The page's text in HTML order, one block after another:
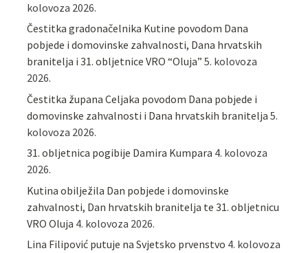
kolovoza 2026.
Čestitka gradonačelnika Kutine povodom Dana
pobjede i domovinske zahvalnosti, Dana hrvatskih
branitelja i 31. obljetnice VRO “Oluja” 5. kolovoza
2026.
Čestitka župana Celjaka povodom Dana pobjede i
domovinske zahvalnosti i Dana hrvatskih branitelja 5.
kolovoza 2026.
31. obljetnica pogibije Damira Kumpara 4. kolovoza
2026.
Kutina obilježila Dan pobjede i domovinske
zahvalnosti, Dan hrvatskih branitelja te 31. obljetnicu
VRO Oluja 4. kolovoza 2026.
Lina Filipović putuje na Svjetsko prvenstvo 4. kolovoza